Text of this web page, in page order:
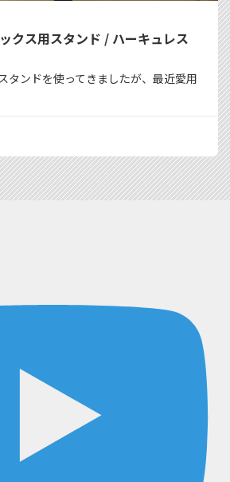
クス用スタンド / ハーキュレス
タンドを使ってきましたが、最近愛用